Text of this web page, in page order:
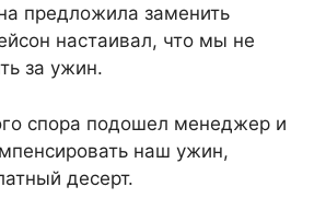
предложила заменить
настаивал, что мы не
за ужин.
спора подошел менеджер и
наш ужин,
десерт.